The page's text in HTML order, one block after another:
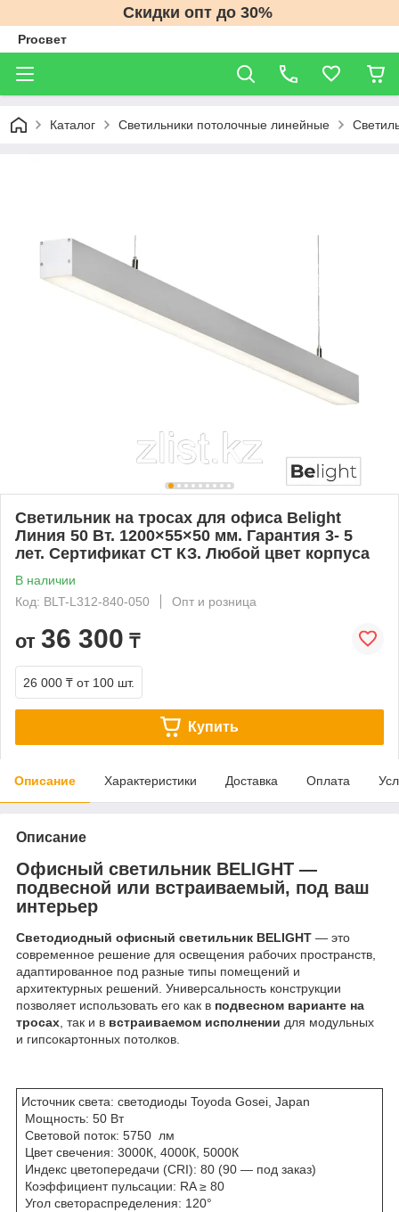
Скидки опт до 30%
Proсвет
Каталог Светильники потолочные линейные
Светильник на тросах для офиса Belight
Линия 50 Вт. 1200×55×50 мм. Гарантия 3- 5
лет. Сертификат СТ КЗ. Любой цвет корпуса
В наличии
Код: BLT-L312-840-050
Опт и розница
от 36 300 ₸
26 000 ₸ от 100 шт.
Купить
Описание Характеристики Доставка Оплата
Описание
Офисный светильник BELIGHT —
подвесной или встраиваемый, под ваш
интерьер
Светодиодный офисный светильник BELIGHT — это
современное решение для освещения рабочих пространств,
адаптированное под разные типы помещений и
архитектурных решений. Универсальность конструкции
позволяет использовать его как в подвесном варианте на
тросах, так и в встраиваемом исполнении для модульных
и гипсокартонных потолков.
Источник света: светодиоды Toyoda Gosei, Japan
Мощность: 50 Вт
Световой поток: 5750 лм
Цвет свечения: 3000К, 4000К, 5000К
Индекс цветопередачи (CRI): 80 (90 — под заказ)
Коэффициент пульсации: RA ≥ 80
Угол светораспределения: 120°